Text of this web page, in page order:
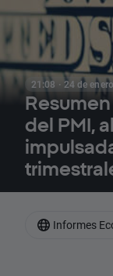
21:08 · 24 de
del PMI,
Informes